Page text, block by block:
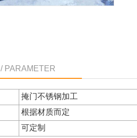
/ PARAMETER
掩门不锈钢加工
根据材质而定
可定制